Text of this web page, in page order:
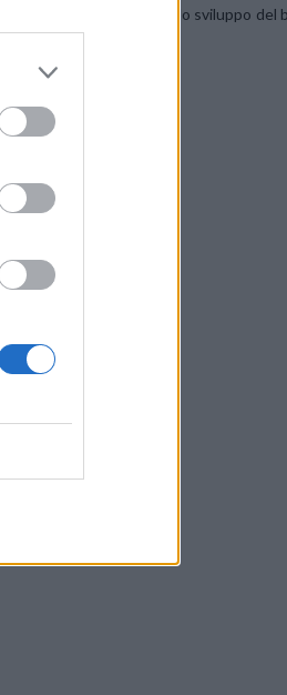
dei profitti e dello sviluppo del
FACEBOOK